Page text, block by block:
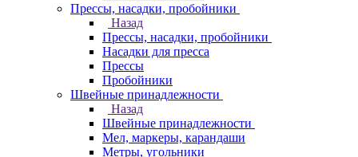
Прессы, насадки, пробойники
Назад
Прессы, насадки, пробойники
Насадки для пресса
Прессы
Пробойники
Швейные принадлежности
Назад
Швейные принадлежности
Мел, маркеры, карандаши
Метры, угольники